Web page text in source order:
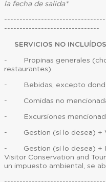
la fecha de salida*
-------------------------------
SERVICIOS NO
- Propinas generales
restaurantes)
- Bebidas, excepto donde
- Comidas no
- Excursiones
- Gestion (si lo desea) +
- Gestion (si lo desea) +
Visitor Conservation and
un impuesto ambiental, se